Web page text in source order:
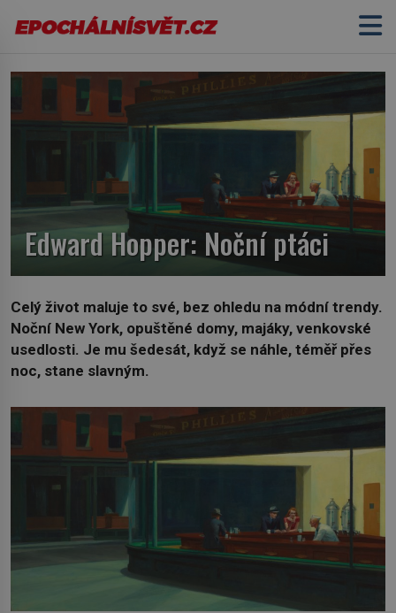
Edward Hopper: Noční ptáci
Celý život maluje to své, bez ohledu na módní trendy.
Noční New York, opuštěné domy, majáky, venkovské
usedlosti. Je mu šedesát, když se náhle, téměř přes
noc, stane slavným.